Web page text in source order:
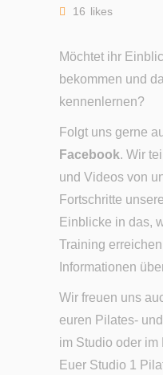
16 likes
Möchtet ihr
bekommen und
kennenlernen?
Folgt uns gerne
Facebook. Wir
und Videos von
Fortschritte
Einblicke in das,
Training
Informationen
Wir freuen uns
euren Pilates-
im Studio oder im
Euer Studio 1